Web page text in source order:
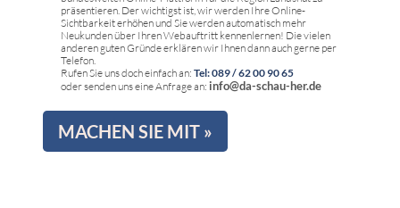
präsentieren. Der wichtigst ist, wir werden Ihre Online-
Sichtbarkeit erhöhen und Sie werden automatisch mehr
Neukunden über Ihren Webauftritt kennenlernen! Die vielen
anderen guten Gründe erklären wir Ihnen dann auch gerne per
Telefon.
Rufen Sie uns doch einfach an: Tel: 089 / 62 00 90 65
oder senden uns eine Anfrage an: info@da-schau-her.de
MACHEN SIE MIT »